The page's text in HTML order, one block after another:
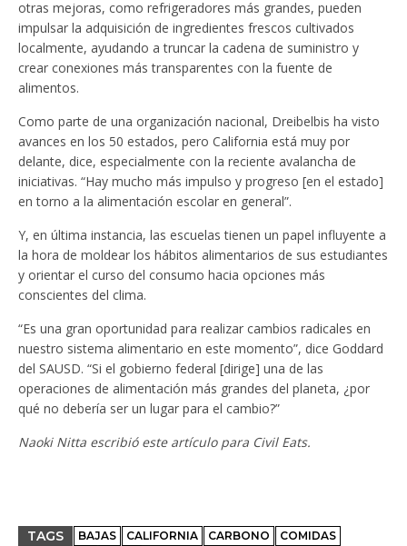
otras mejoras, como refrigeradores más grandes, pueden
impulsar la adquisición de ingredientes frescos cultivados
localmente, ayudando a truncar la cadena de suministro y
crear conexiones más transparentes con la fuente de
alimentos.
Como parte de una organización nacional, Dreibelbis ha visto
avances en los 50 estados, pero California está muy por
delante, dice, especialmente con la reciente avalancha de
iniciativas. “Hay mucho más impulso y progreso [en el estado]
en torno a la alimentación escolar en general”.
Y, en última instancia, las escuelas tienen un papel influyente a
la hora de moldear los hábitos alimentarios de sus estudiantes
y orientar el curso del consumo hacia opciones más
conscientes del clima.
“Es una gran oportunidad para realizar cambios radicales en
nuestro sistema alimentario en este momento”, dice Goddard
del SAUSD. “Si el gobierno federal [dirige] una de las
operaciones de alimentación más grandes del planeta, ¿por
qué no debería ser un lugar para el cambio?”
Naoki Nitta escribió este artículo para Civil Eats.
TAGS BAJAS CALIFORNIA CARBONO
COMIDAS